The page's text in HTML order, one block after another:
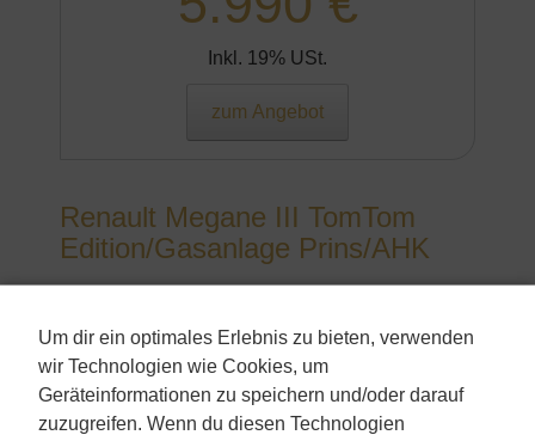
Um dir ein optimales Erlebnis zu bieten, verwenden
wir Technologien wie Cookies, um
Geräteinformationen zu speichern und/oder darauf
zuzugreifen. Wenn du diesen Technologien
Inkl. 19% USt.
zum Angebot
Renault Megane III TomTom
Edition/Gasanlage Prins/AHK
Erstzulassung:
&nbsp2012-03
Kilometerstand:
&nbsp199.415